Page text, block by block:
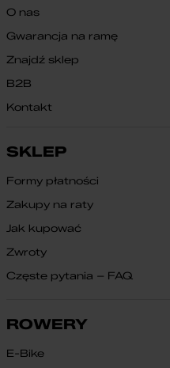
O nas
Gwarancja na ramę
Znajdź sklep
B2B
Kontakt
SKLEP
Formy płatności
Zakupy na raty
Jak kupować
Zwroty
Częste pytania – FAQ
ROWERY
E-Bike